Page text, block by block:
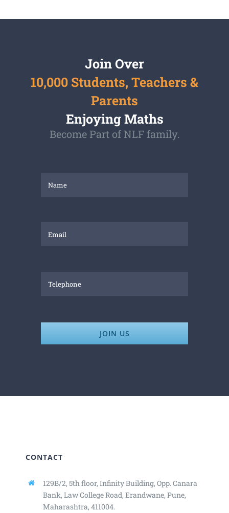
Join Over
10,000 Students, Teachers &
Parents
Enjoying Maths
Become Part of NLF family.
JOIN US
CONTACT
129B/2, 5th floor, Infinity Building, Opp. Canara
Bank, Law College Road, Erandwane, Pune,
Maharashtra, 411004.